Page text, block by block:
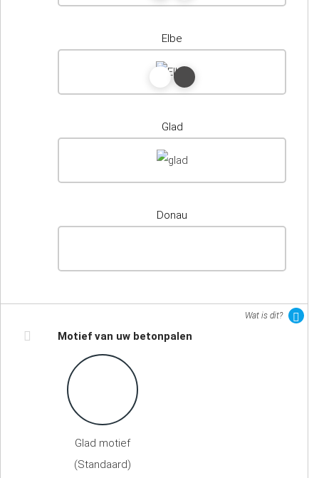
Elbe
Glad
Donau
Wat is dit?
Motief van uw betonpalen
Glad motief
(Standaard)